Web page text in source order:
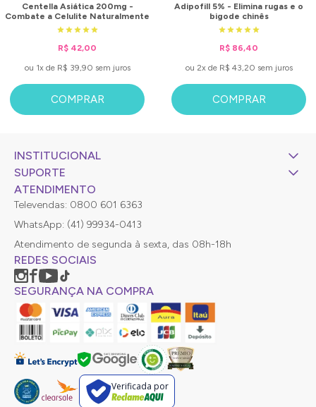
Centella Asiática 200mg -
Combate a Celulite Naturalmente
R$ 42,00
ou 1x de R$ 39,90 sem juros
COMPRAR
Adipofill 5% - Elimina rugas e o
bigode chinês
R$ 86,40
ou 2x de R$ 43,20 sem juros
COMPRAR
INSTITUCIONAL
SUPORTE
ATENDIMENTO
Televendas: 0800 601 6363
WhatsApp: (41) 99934-0413
Atendimento de segunda à sexta, das 08h-18h
REDES SOCIAIS
SEGURANÇA NA COMPRA
Verificada por